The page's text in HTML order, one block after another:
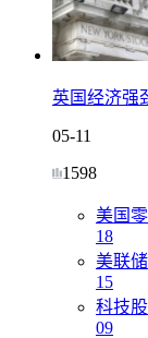
英国经济强
05-11
1598
美国
18
美联
15
科技
09